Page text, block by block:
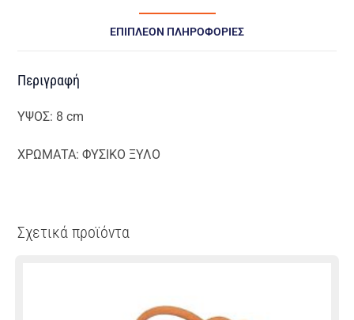
ΕΠΙΠΛΈΟΝ ΠΛΗΡΟΦΟΡΊΕΣ
Περιγραφή
ΥΨΟΣ: 8 cm
ΧΡΩΜΑΤΑ: ΦΥΣΙΚΟ ΞΥΛΟ
Σχετικά προϊόντα